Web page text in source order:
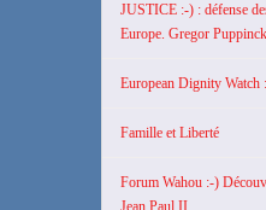
JUSTICE :-) : défense
Europe. Gregor
European Dignity Watch
Famille et Liberté
Forum Wahou :-)